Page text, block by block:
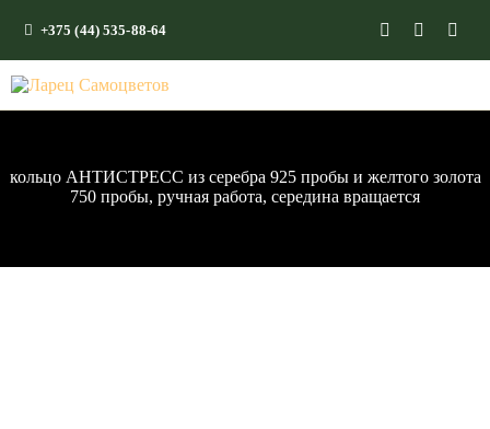
+375 (44) 535-88-64
кольцо АНТИСТРЕСС из серебра 925 пробы и желтого золота
750 пробы, ручная работа, середина вращается
ГЛАВНАЯ
ЭНЕРГИЯ ФОРМ